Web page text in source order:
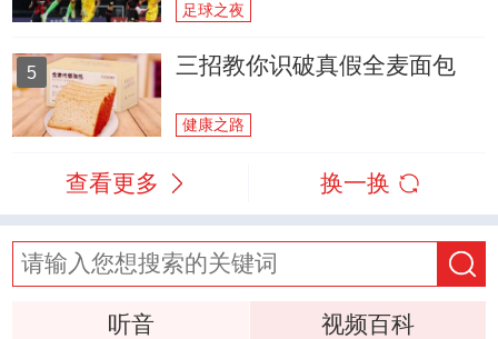
足球之夜
5 三招教你识破真假全麦面包
健康之路
查看更多 换一换
听音
视频百科